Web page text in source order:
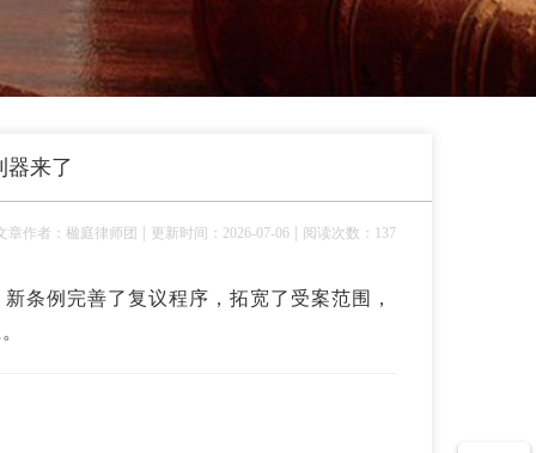
器来了
章作者：楹庭律师团 更新时间：2026-07-06 阅读次数：137
条例完善了复议程序，拓宽了受案范围，